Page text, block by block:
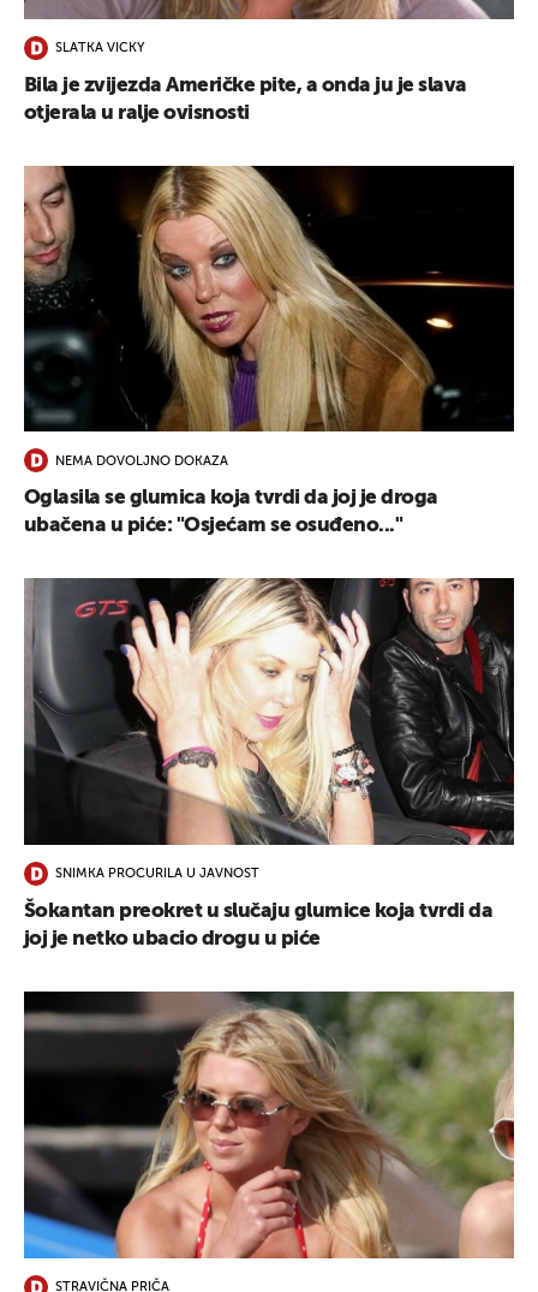
SLATKA VICKY
Bila je zvijezda Američke pite, a onda ju je slava
otjerala u ralje ovisnosti
NEMA DOVOLJNO DOKAZA
Oglasila se glumica koja tvrdi da joj je droga
ubačena u piće: "Osjećam se osuđeno..."
SNIMKA PROCURILA U JAVNOST
Šokantan preokret u slučaju glumice koja tvrdi da
joj je netko ubacio drogu u piće
STRAVIČNA PRIČA